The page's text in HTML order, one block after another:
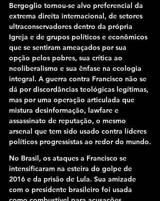
Bergoglio tornou-se alvo preferencial da
extrema direita internacional, de setores
ultraconservadores dentro da própria
Igreja e de grupos políticos e econômicos
que se sentiram ameaçados por sua
opção pelos pobres, sua crítica ao
neoliberalismo e sua ênfase na ecologia
integral. A guerra contra Francisco não se
dá por discordâncias teológicas legítimas,
mas por uma operação articulada que
mistura desinformação, lawfare e
assassinato de reputação, o mesmo
arsenal que tem sido usado contra líderes
políticos progressistas ao redor do mundo.
No Brasil, os ataques a Francisco se
intensificaram na esteira do golpe de
2016 e da prisão de Lula. Sua amizade
com o presidente brasileiro foi usada